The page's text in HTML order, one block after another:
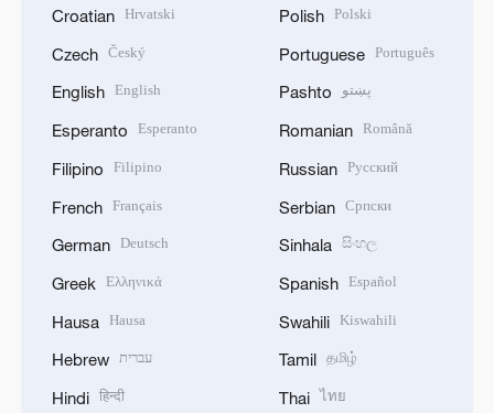
Croatian Hrvatski
Czech Český
English English
Esperanto Esperanto
Filipino Filipino
French Français
German Deutsch
Greek Ελληνικά
Hausa Hausa
Hebrew עברית
Hindi हिन्दी
Polish Polski
Portuguese Português
Pashto پښتو
Romanian Română
Russian Русский
Serbian Српски
Sinhala සිංහල
Spanish Español
Swahili Kiswahili
Tamil தமிழ்
Thai ไทย